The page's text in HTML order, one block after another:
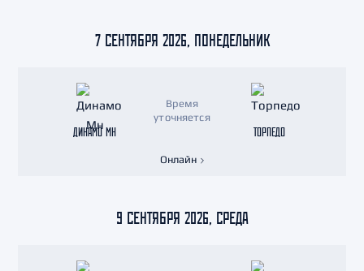
7 СЕНТЯБРЯ 2026, ПОНЕДЕЛЬНИК
ДИНАМО МН
Время
уточняется
ТОРПЕДО
Онлайн
9 СЕНТЯБРЯ 2026, СРЕДА